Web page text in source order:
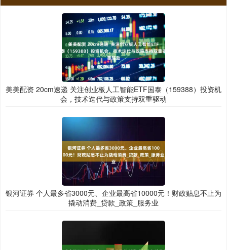
美美配资 20cm速递 关注创业板人工智能ETF国泰（159388）投资机
会，技术迭代与政策支持双重驱动
银河证券 个人最多省3000元、企业最高省10000元！财政贴息不止为
撬动消费_贷款_政策_服务业